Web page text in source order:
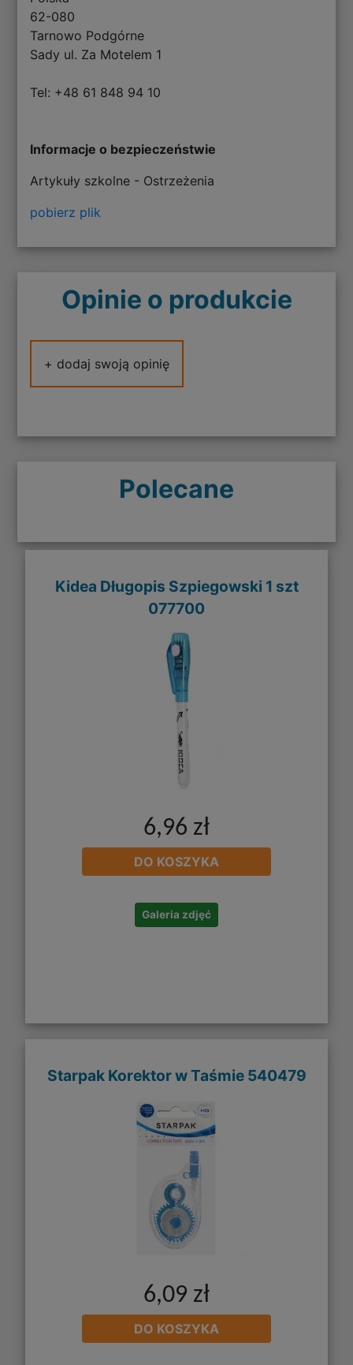
62-080
Tarnowo Podgórne
Sady ul. Za Motelem 1
Tel: +48 61 848 94 10
Informacje o bezpieczeństwie
Artykuły szkolne - Ostrzeżenia
pobierz plik
Opinie o produkcie
+ dodaj swoją opinię
Polecane
Kidea Długopis Szpiegowski 1 szt
077700
6,96 zł
DO KOSZYKA
Galeria zdjęć
Starpak Korektor w Taśmie 540479
6,09 zł
DO KOSZYKA